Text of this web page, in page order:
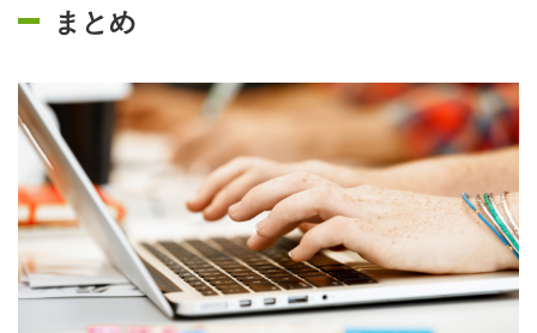
まとめ